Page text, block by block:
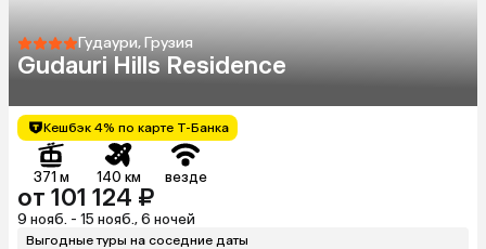
Гудаури, Грузия
Gudauri Hills Residence
Кешбэк 4% по карте Т-Банка
371 м 140 км везде
от 101 124 ₽
9 нояб. - 15 нояб., 6 ночей
Выгодные туры на соседние даты